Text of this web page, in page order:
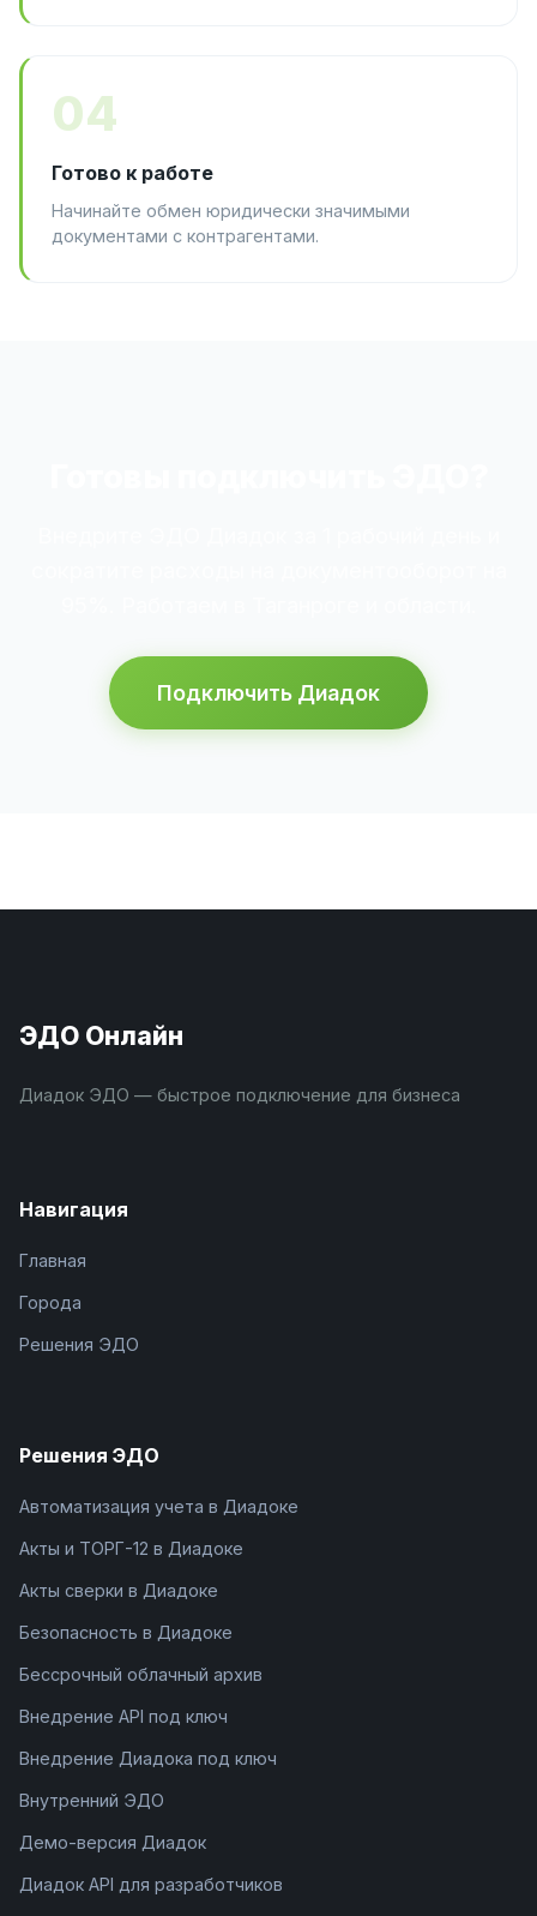
04
Готово к работе
Начинайте обмен юридически значимыми
документами с контрагентами.
Подключить Диадок
ЭДО Онлайн
Диадок ЭДО — быстрое подключение для бизнеса
Навигация
Главная
Города
Решения ЭДО
Решения ЭДО
Автоматизация учета в Диадоке
Акты и ТОРГ-12 в Диадоке
Акты сверки в Диадоке
Безопасность в Диадоке
Бессрочный облачный архив
Внедрение API под ключ
Внедрение Диадока под ключ
Внутренний ЭДО
Демо-версия Диадок
Диадок API для разработчиков